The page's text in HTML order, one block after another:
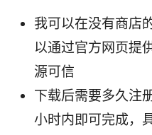
我可以在没有商店
以通过官方网页提
源可信
下载后需要多久注
小时内即可完成，